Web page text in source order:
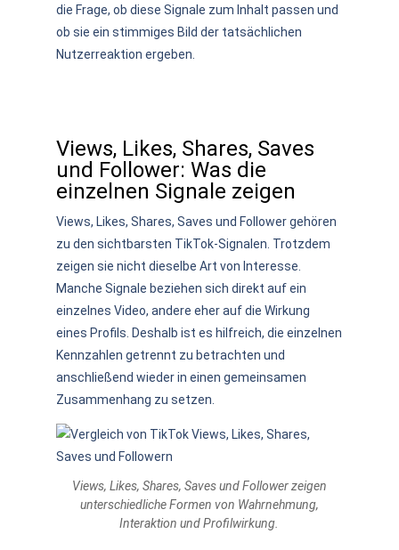
die Frage, ob diese Signale zum Inhalt passen und
ob sie ein stimmiges Bild der tatsächlichen
Nutzerreaktion ergeben.
Views, Likes, Shares, Saves
und Follower: Was die
einzelnen Signale zeigen
Views, Likes, Shares, Saves und Follower gehören
zu den sichtbarsten TikTok-Signalen. Trotzdem
zeigen sie nicht dieselbe Art von Interesse.
Manche Signale beziehen sich direkt auf ein
einzelnes Video, andere eher auf die Wirkung
eines Profils. Deshalb ist es hilfreich, die einzelnen
Kennzahlen getrennt zu betrachten und
anschließend wieder in einen gemeinsamen
Zusammenhang zu setzen.
Views, Likes, Shares, Saves und Follower zeigen
unterschiedliche Formen von Wahrnehmung,
Interaktion und Profilwirkung.